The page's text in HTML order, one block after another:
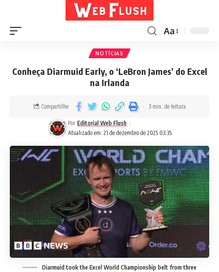
Aa
NOTÍCIAS
Conheça Diarmuid Early, o ‘LeBron James’ do Excel
na Irlanda
Atualizado em: 21 de dezembro de 2025 03:35
Por Editorial Web Flush
Compartilhe 3 min. de leitura
Diarmuid took the Excel World Championship belt from three